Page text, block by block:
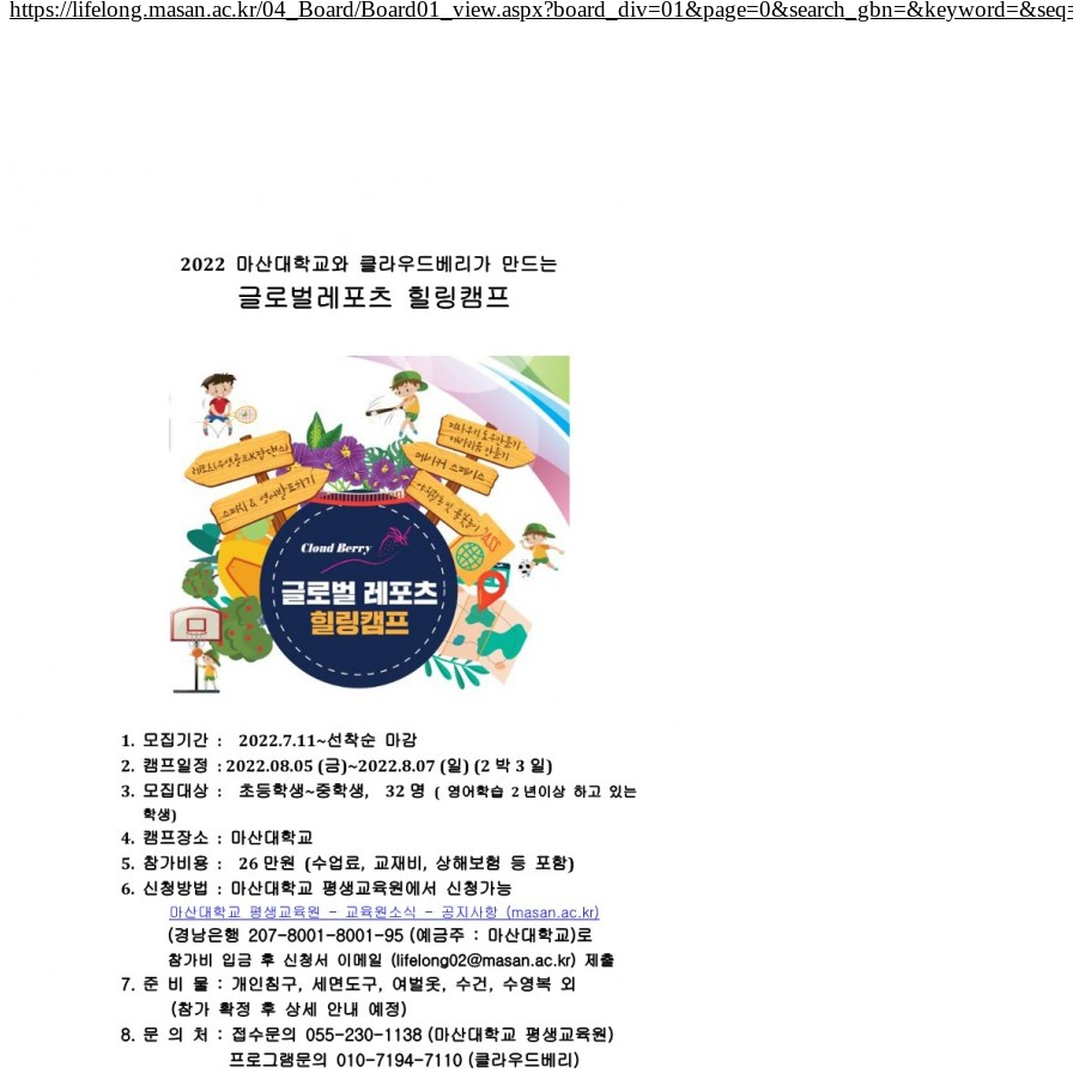
https://lifelong.masan.ac.kr/04_Board/